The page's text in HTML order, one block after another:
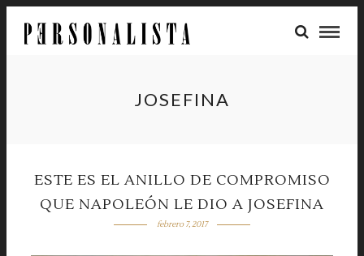
JOSEFINA
ESTE ES EL ANILLO DE COMPROMISO
QUE NAPOLEÓN LE DIO A JOSEFINA
febrero 7, 2017